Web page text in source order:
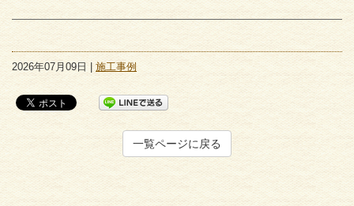
2026年07月09日 |施工事例
一覧ページに戻る